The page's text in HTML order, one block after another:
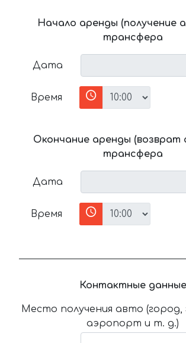
Начало аренды (получение
трансфера
Дата
Время
Окончание аренды (возврат
трансфера
Дата
Время
Контактные данные
Место получения авто (город,
аэропорт и т. д.)